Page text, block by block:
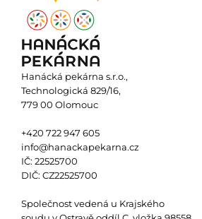
Hanácká pekárna s.r.o.,
Technologická 829/16,
779 00 Olomouc
+420 722 947 605
info@hanackapekarna.cz
IČ: 22525700
DIČ: CZ22525700
Společnost vedená u Krajského